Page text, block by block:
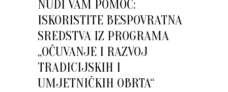
NUDI VAM POMOĆ:
ISKORISTITE BESPOVRATNA
SREDSTVA IZ PROGRAMA
„OČUVANJE I RAZVOJ
TRADICIJSKIH I
UMJETNIČKIH OBRTA“